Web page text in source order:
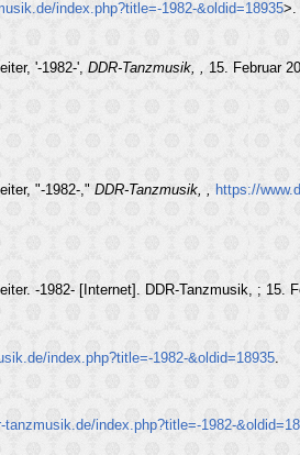
index.php?title=-1982-&oldid=18935>.
'-1982-',DDR-Tanzmusik, , 15. Februar
"-1982-,"DDR-Tanzmusik, , https://
-1982- [Internet]. DDR-Tanzmusik, ; 15.
index.php?title=-1982-&oldid=18935.
tanzmusik.de/index.php?title=-1982-